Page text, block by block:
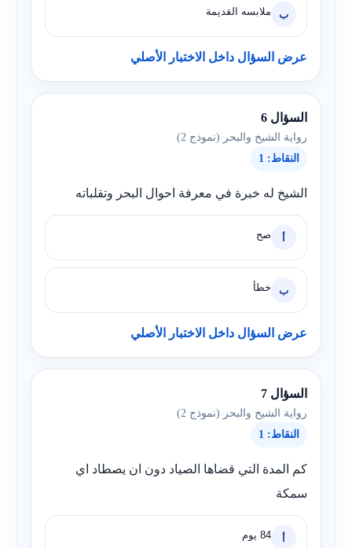
ب ملابسه القديمة
عرض السؤال داخل الاختبار الأصلي
السؤال 6
رواية الشيخ والبحر (نموذج 2)
النقاط: 1
الشيخ له خبرة في معرفة احوال البحر وتقلباته
أ صح
ب خطأ
عرض السؤال داخل الاختبار الأصلي
السؤال 7
رواية الشيخ والبحر (نموذج 2)
النقاط: 1
كم المدة التي قضاها الصياد دون ان يصطاد اي
سمكة
أ 84 يوم